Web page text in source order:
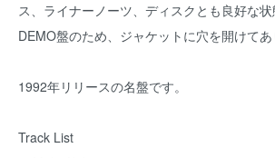
ス、ライナーノーツ、ディスクとも良好な状
DEMO盤のため、ジャケットに穴を開けてあ
1992年リリースの名盤です。
Track List